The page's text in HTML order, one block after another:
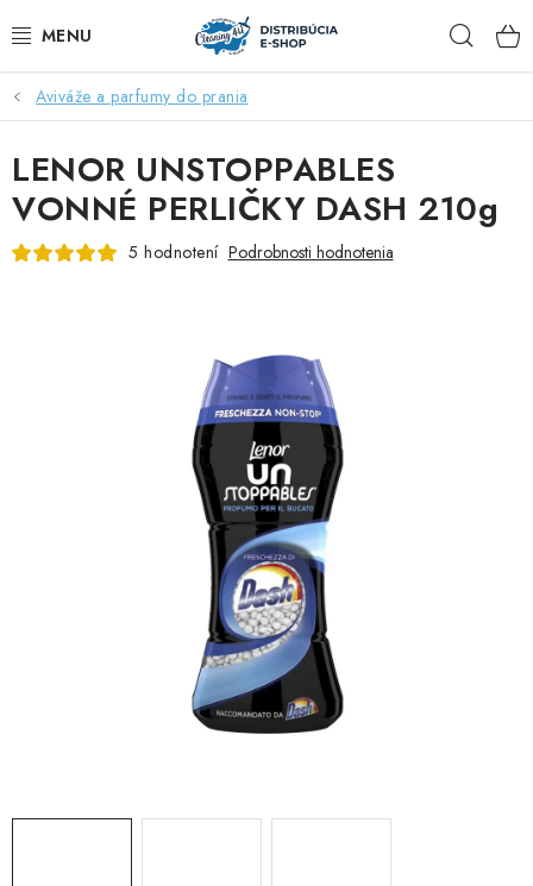
na
ZĽAVY AŽ DO -40%
COCCOLATEVI®️🇮🇹💙
🌷DEO DUE®️🩷🇮🇹
ČISTENIE DOMÁCNOSTI
PAPIEROVÁ HYGIENA A UTIERKY
KOZMETIKA-OSOBNÁ STAROSTLIVOSŤ
ANTIBAKTERIÁLNE A DEZINFEKČNÉ PRODUKTY
Aviváže a parfumy do prania
LENOR UNSTOPPABLES
VONNÉ PERLIČKY DASH 210g
5 hodnotení Podrobnosti hodnotenia